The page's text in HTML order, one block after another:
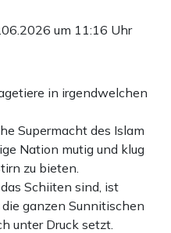
um 11:16 Uhr
in irgendwelchen
Supermacht des Islam
Nation mutig und klug
zu bieten.
Schiiten sind, ist
ganzen Sunnitischen
unter Druck setzt.